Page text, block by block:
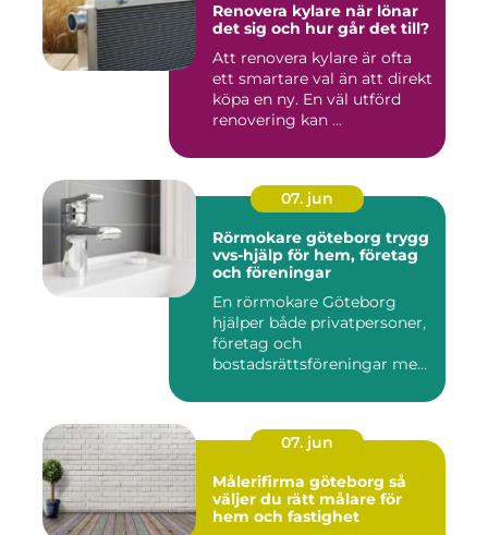
Renovera kylare när lönar
det sig och hur går det till?
Att renovera kylare är ofta
ett smartare val än att direkt
köpa en ny. En väl utförd
renovering kan ...
07. jun
Rörmokare göteborg trygg
vvs-hjälp för hem, företag
och föreningar
En rörmokare Göteborg
hjälper både privatpersoner,
företag och
bostadsrättsföreningar med
07. jun
Målerifirma göteborg så
väljer du rätt målare för
hem och fastighet